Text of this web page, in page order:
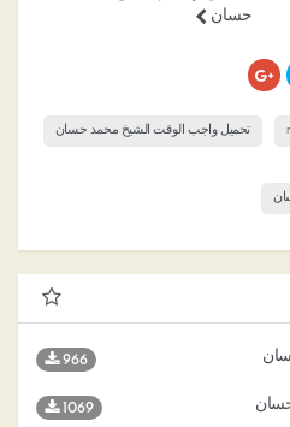
حسان
تحميل واجب الوقت الشيخ محمد حسان
966
حسان 1069